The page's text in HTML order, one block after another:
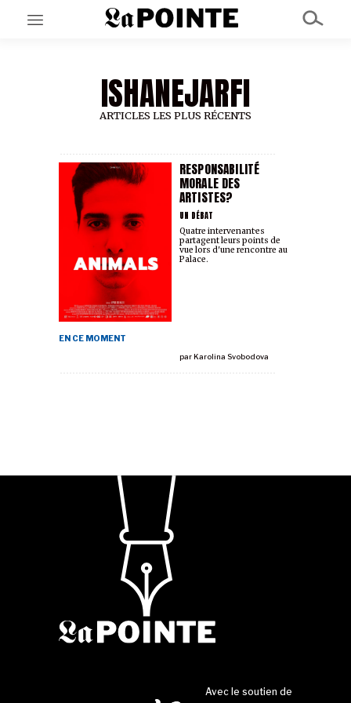
EN CE MOMENT
GRAND ANGLE
AU LARGE
À PROPOS
NOS PARTENAIRES
SOUTENEZ NOUS
ISHANEJARFI
ARTICLES LES PLUS RÉCENTS
RESPONSABILITÉ
MORALE DES
ARTISTES?
UN DÉBAT
EN CE MOMENT
parKarolina Svobodova
Quatre intervenant·es
partagent leurs points de
vue lors d'une rencontre au
Palace.
Avec le soutien de